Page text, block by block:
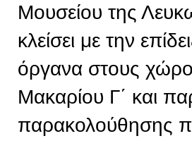
Μουσείου της
κλείσει με την
όργανα στους
Μακαρίου Γ΄ και
παρακολούθησης